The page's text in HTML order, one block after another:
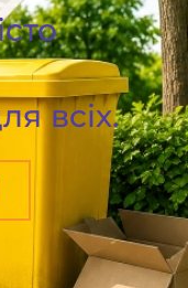
всіх.